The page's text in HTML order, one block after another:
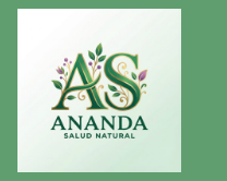
Saltar
contenido